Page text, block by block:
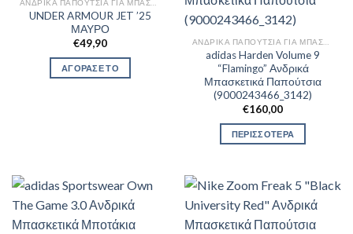
UNDER ARMOUR JET ’25
ΜΑΥΡΟ
€49,90
ΑΓΟΡΑΣΕ ΤΟ
adidas Harden Volume 9
“Flamingo” Ανδρικά
Μπασκετικά Παπούτσια
(9000243466_3142)
€160,00
ΠΕΡΙΣΣΟΤΕΡΑ